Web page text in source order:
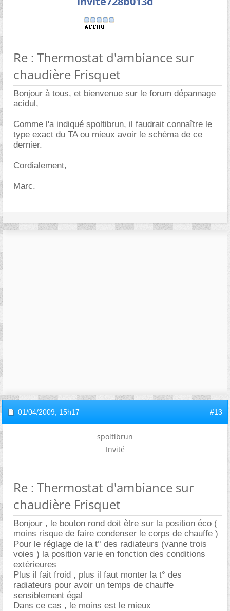
Re : Thermostat d'ambiance sur
chaudière Frisquet
Bonjour à tous, et bienvenue sur le forum dépannage
acidul,
Comme l'a indiqué spoltibrun, il faudrait connaître le
type exact du TA ou mieux avoir le schéma de ce
dernier.
Cordialement,
Marc.
01/04/2009, 15h17 #13
spoltibrun
Invité
Re : Thermostat d'ambiance sur
chaudière Frisquet
Bonjour , le bouton rond doit ètre sur la position éco (
moins risque de faire condenser le corps de chauffe )
Pour le réglage de la t° des radiateurs (vanne trois
voies ) la position varie en fonction des conditions
extérieures
Plus il fait froid , plus il faut monter la t° des
radiateurs pour avoir un temps de chauffe
sensiblement égal
Dans ce cas , le moins est le mieux